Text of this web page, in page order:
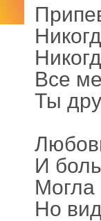
Все
Ты
И
Но